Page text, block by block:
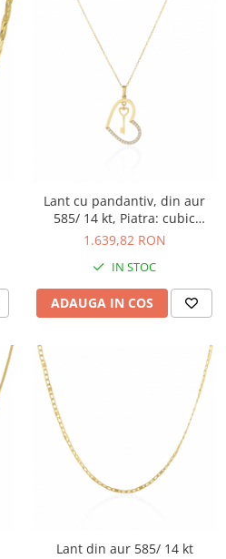
Lant cu pandantiv, din aur
585/ 14 kt, Piatra: cubic
zirconia, Culoare:
1.639,82 RON
IN STOC
ADAUGA IN COS
Lant din aur 585/ 14 kt